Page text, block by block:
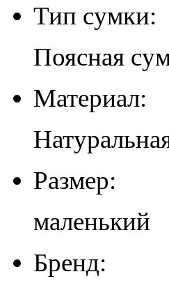
Тип сумки:
Поясная
Материал:
Размер:
маленький
Бренд: